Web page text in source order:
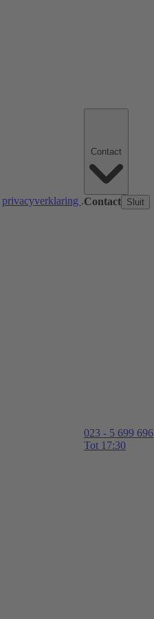
privacyverklaring .Contact Sluit
023 - 5 699 696
Tot 17:30